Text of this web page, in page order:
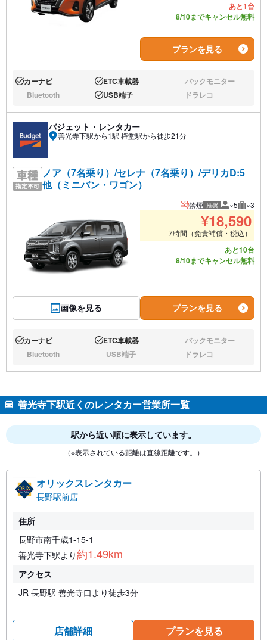
あと1台
8/10までキャンセル無料
プランを見る
あり:カーナビ あり:ETC車載器 なし:バックモニター
なし:Bluetooth あり:USB端子 なし:ドラレコ
バジェット・レンタカー
善光寺下駅から1駅 権堂駅から徒歩21分
ノア（7名乗り）/セレナ（7名乗り）/デリカD:5
他（ミニバン・ワゴン）
画像を見る
禁煙 推奨 推奨人数
×5 推奨
×3
¥18,590
7時間（免責補償・税込）
あと10台
8/10までキャンセル無料
プランを見る
あり:カーナビ あり:ETC車載器 なし:バックモニター
なし:Bluetooth なし:USB端子 なし:ドラレコ
善光寺下駅近くのレンタカー営業所一覧
駅から近い順に表示しています。
（※表示されている距離は直線距離です。）
オリックスレンタカー
長野駅前店
住所
長野市南千歳1-15-1
善光寺下駅より約1.49km
アクセス
JR 長野駅 善光寺口より徒歩3分
店舗詳細 プランを見る